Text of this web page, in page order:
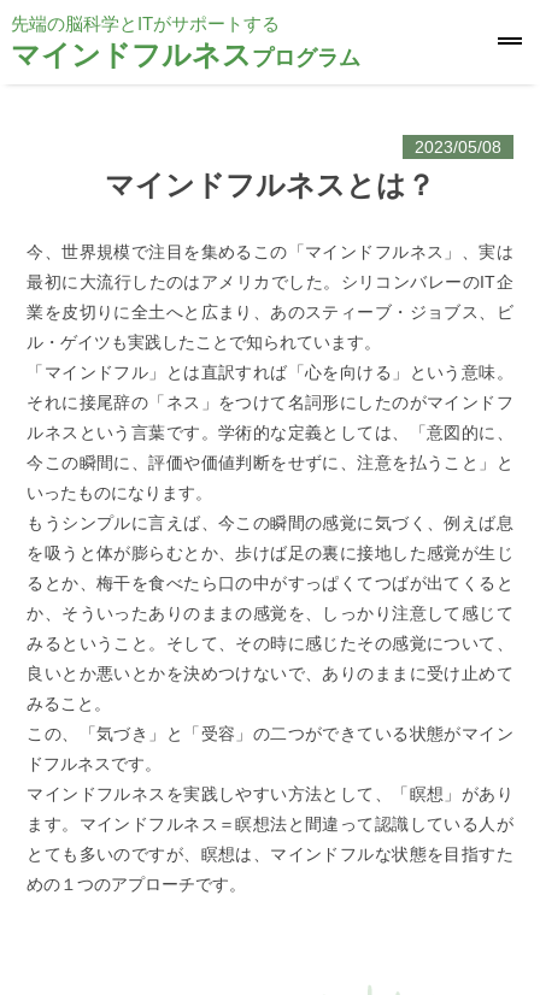
先端の脳科学とITがサポートする
マインドフルネス プログラム
2023/05/08
マインドフルネスとは？
今、世界規模で注目を集めるこの「マインドフルネス」、実は
最初に大流行したのはアメリカでした。シリコンバレーのIT企
業を皮切りに全土へと広まり、あのスティーブ・ジョブス、ビ
ル・ゲイツも実践したことで知られています。
「マインドフル」とは直訳すれば「心を向ける」という意味。
それに接尾辞の「ネス」をつけて名詞形にしたのがマインドフ
ルネスという言葉です。学術的な定義としては、「意図的に、
今この瞬間に、評価や価値判断をせずに、注意を払うこと」と
いったものになります。
もうシンプルに言えば、今この瞬間の感覚に気づく、例えば息
を吸うと体が膨らむとか、歩けば足の裏に接地した感覚が生じ
るとか、梅干を食べたら口の中がすっぱくてつばが出てくると
か、そういったありのままの感覚を、しっかり注意して感じて
みるということ。そして、その時に感じたその感覚について、
良いとか悪いとかを決めつけないで、ありのままに受け止めて
みること。
この、「気づき」と「受容」の二つができている状態がマイン
ドフルネスです。
マインドフルネスを実践しやすい方法として、「瞑想」があり
ます。マインドフルネス＝瞑想法と間違って認識している人が
とても多いのですが、瞑想は、マインドフルな状態を目指すた
めの１つのアプローチです。